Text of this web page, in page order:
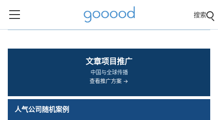
搜索
文章项目推广
中国与全球传播
查看推广方案 →
人气公司随机案例